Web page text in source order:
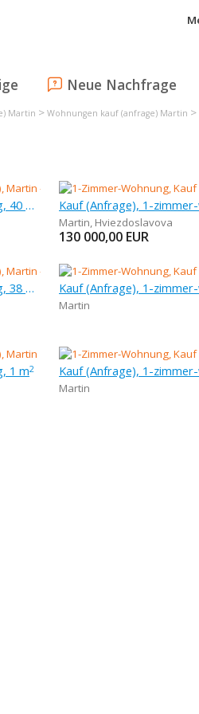
Neue Nachfrage
Martin > Wohnungen kauf (anfrage) Martin >
Kauf (Anfrage), 1-zimmer-wohnung, 40 m
Martin, Hviezdoslavova
130 000,00 EUR
Kauf (Anfrage), 1-zimmer-wohnung, 38 m Kauf (Anfrage), 1-
Martin
1 m2 Kauf (Anfrage), 1-
Martin